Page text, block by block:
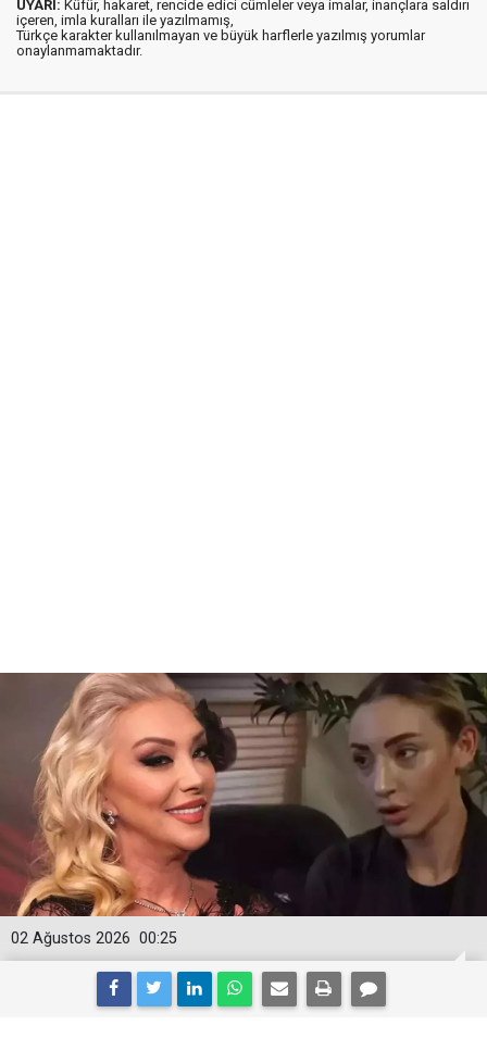
UYARI: Küfür, hakaret, rencide edici cümleler veya imalar, inançlara saldırı
içeren, imla kuralları ile yazılmamış,
Türkçe karakter kullanılmayan ve büyük harflerle yazılmış yorumlar
onaylanmamaktadır.
00:25
02 Ağustos 2026